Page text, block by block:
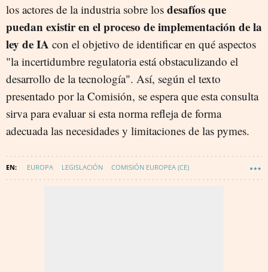
los actores de la industria sobre los desafíos que
puedan existir en el proceso de implementación de la
ley de IA con el objetivo de identificar en qué aspectos
"la incertidumbre regulatoria está obstaculizando el
desarrollo de la tecnología". Así, según el texto
presentado por la Comisión, se espera que esta consulta
sirva para evaluar si esta norma refleja de forma
adecuada las necesidades y limitaciones de las pymes.
EUROPA LEGISLACIÓN COMISIÓN EUROPEA (CE)